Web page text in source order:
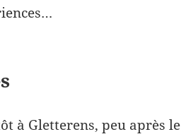
à Gletterens, peu après le